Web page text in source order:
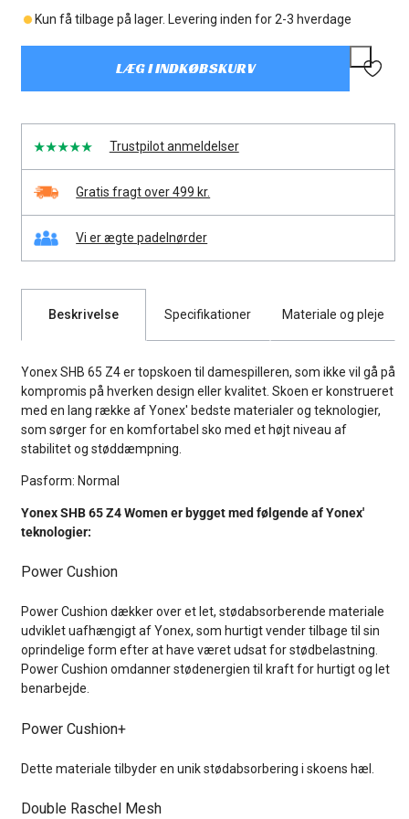
eller
Kun få tilbage på lager. Levering inden for 2-3 hverdage
LÆG I INDKØBSKURV
Trustpilot anmeldelser
Gratis fragt over 499 kr.
Vi er ægte padelnørder
Beskrivelse Specifikationer Materiale og pleje
Yonex SHB 65 Z4 er topskoen til damespilleren, som ikke vil gå på
kompromis på hverken design eller kvalitet. Skoen er konstrueret
med en lang række af Yonex' bedste materialer og teknologier,
som sørger for en komfortabel sko med et højt niveau af
stabilitet og støddæmpning.
Pasform: Normal
Yonex SHB 65 Z4 Women er bygget med følgende af Yonex'
teknologier:
Power Cushion
Power Cushion dækker over et let, stødabsorberende materiale
udviklet uafhængigt af Yonex, som hurtigt vender tilbage til sin
oprindelige form efter at have været udsat for stødbelastning.
Power Cushion omdanner stødenergien til kraft for hurtigt og let
benarbejde.
Power Cushion+
Dette materiale tilbyder en unik stødabsorbering i skoens hæl.
Double Raschel Mesh